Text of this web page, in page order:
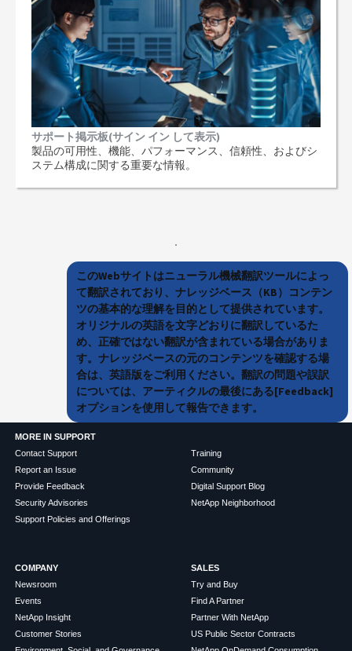
サポート掲示板(サイン イン して表示)
製品の可用性、機能、パフォーマンス、信頼性、およびシ
ステム構成に関する重要な情報。
このWebサイトはニューラル機械翻訳ツールによっ
て翻訳されており、ナレッジベース（KB）コンテン
ツの基本的な理解を目的として提供されています。
オリジナルの英語を文字どおりに翻訳しているた
め、正確ではない翻訳が含まれている場合がありま
す。ナレッジベースの元のコンテンツを確認する場
合は、英語版をご利用ください。翻訳の問題や誤訳
については、アーティクルの最後にある[Feedback]
オプションを使用して報告できます。
MORE IN SUPPORT
Contact Support
Report an Issue
Provide Feedback
Security Advisories
Support Policies and Offerings
Training
Community
Digital Support Blog
NetApp Neighborhood
COMPANY
Newsroom
Events
NetApp Insight
Customer Stories
SALES
Try and Buy
Find A Partner
Partner With NetApp
US Public Sector Contracts